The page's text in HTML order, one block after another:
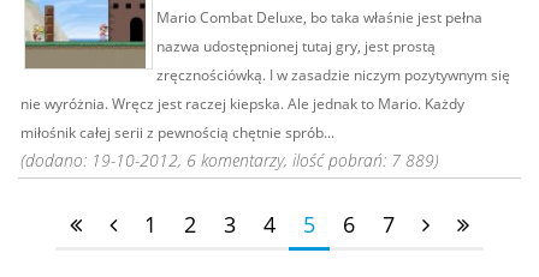
Mario Combat Deluxe, bo taka właśnie jest pełna
nazwa udostępnionej tutaj gry, jest prostą
zręcznościówką. I w zasadzie niczym pozytywnym się
nie wyróżnia. Wręcz jest raczej kiepska. Ale jednak to Mario. Każdy
miłośnik całej serii z pewnością chętnie sprób...
(dodano: 19-10-2012, 6 komentarzy, ilość pobrań: 7 889)
1 2 3 4 5 6 7